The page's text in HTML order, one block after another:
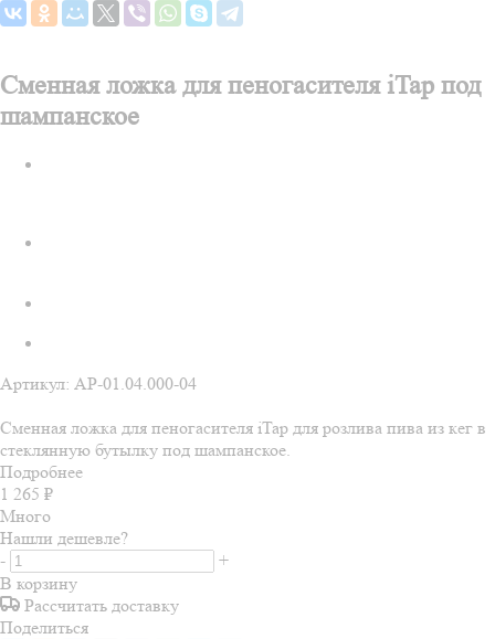
Сменная ложка для пеногасителя iTap под
шампанское
Артикул: АР-01.04.000-04
Сменная ложка для пеногасителя iTap для розлива пива из кег в
стеклянную бутылку под шампанское.
Подробнее
1 265 ₽
Много
Нашли дешевле?
-
+
В корзину
Рассчитать доставку
Поделиться